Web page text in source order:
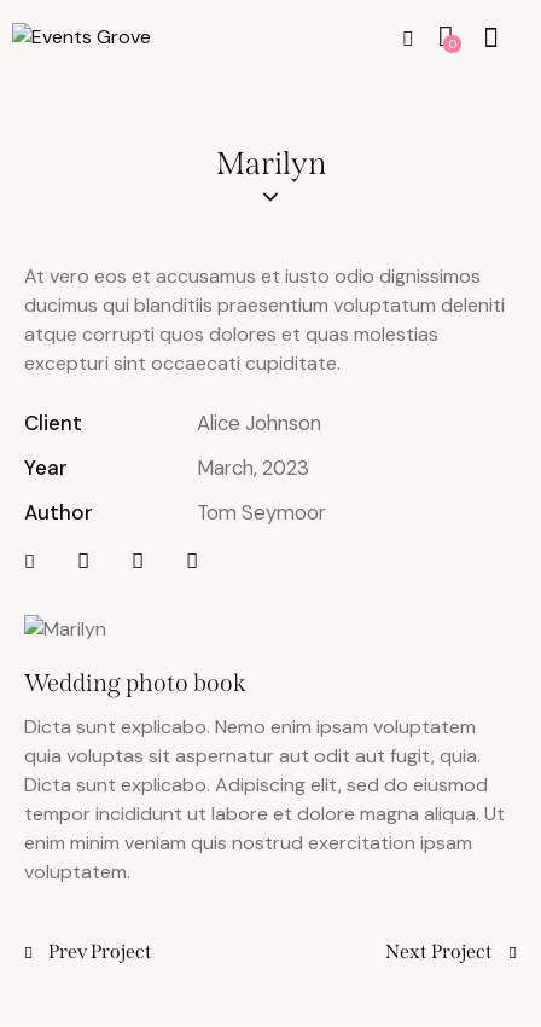
0
Marilyn
At vero eos et accusamus et iusto odio dignissimos
ducimus qui blanditiis praesentium voluptatum deleniti
atque corrupti quos dolores et quas molestias
excepturi sint occaecati cupiditate.
Client
Alice Johnson
Year
March, 2023
Author
Tom Seymoor
Wedding photo book
Dicta sunt explicabo. Nemo enim ipsam voluptatem
quia voluptas sit aspernatur aut odit aut fugit, quia.
Dicta sunt explicabo. Adipiscing elit, sed do eiusmod
tempor incididunt ut labore et dolore magna aliqua. Ut
enim minim veniam quis nostrud exercitation ipsam
voluptatem.
Prev Project Next Project